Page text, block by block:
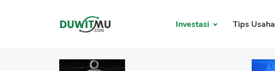
Investasi Tips Usaha